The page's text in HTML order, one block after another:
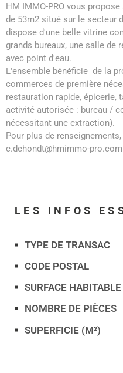
HM IMMO-PRO vous
de 53m2 situé sur le secteur
dispose d'une belle vitrine
grands bureaux, une salle de
avec point d'eau.
L'ensemble bénéficie de la
commerces de première
restauration rapide, épicerie,
activité autorisée : bureau /
nécessitant une extraction).
Pour plus de
c.dehondt@hmimmo-
LES INFOS
Caractérisque Valeurs
TYPE DE TRANSAC
CODE POSTAL
SURFACE
NOMBRE DE PIÈCES
SUPERFICIE (M²)